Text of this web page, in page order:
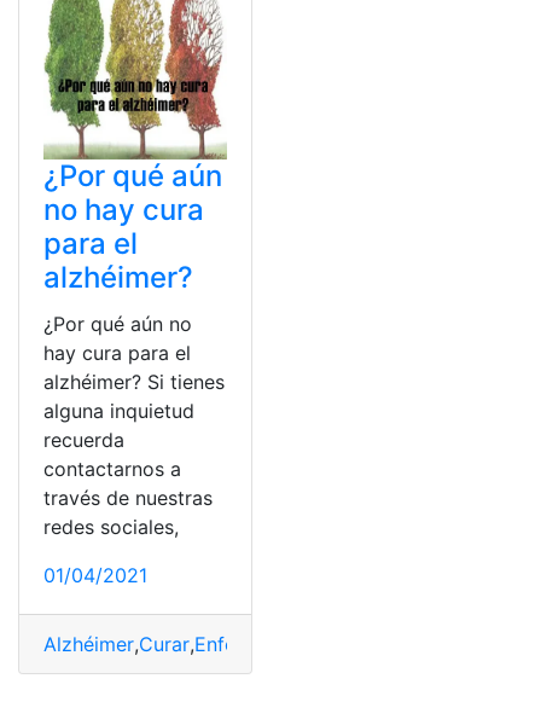
¿Por qué aún
no hay cura
para el
alzhéimer?
¿Por qué aún no
hay cura para el
alzhéimer? Si tienes
alguna inquietud
recuerda
contactarnos a
través de nuestras
redes sociales,
01/04/2021
Alzhéimer,Curar,Enfermedades